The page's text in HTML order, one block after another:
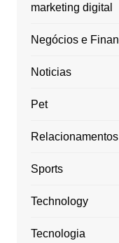
marketing digital
Negócios e
Noticias
Pet
Relacionamentos
Sports
Technology
Tecnologia